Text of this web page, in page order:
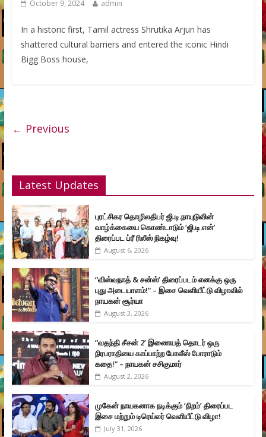
October 9, 2024 admin
In a historic first, Tamil actress Shrutika Arjun has
shattered cultural barriers and entered the iconic Hindi
Bigg Boss house,
← Previous
Latest Updates
புரட்சிகர தொழிலதிபர் ஜி.டி.நாயுடுவின்
வாழ்க்கையை கொண்டாடும் ‘ஜி.டி.என்’
திரைப்பட ப்ரீ ரிலீஸ் நிகழ்வு!
August 6, 2026
“விஸ்வநாத் & சன்ஸ்’ திரைப்படம் எனக்கு ஒரு
புது அடையாளம்!” – இசை வெளியீட்டு விழாவில்
நாயகன் சூர்யா
August 3, 2026
“வதந்தி சீசன் 2’ இணையத் தொடர் ஒரு
நிரபராதியை காப்பாற்ற போலீஸ் போராடும்
கதை!” – நாயகன் சசிகுமார்
August 2, 2026
முகேன் நாயகனாக நடிக்கும் ‘நிறம்’ திரைப்பட
இசை மற்றும் டிரெய்லர் வெளியீட்டு விழா!
July 31, 2026